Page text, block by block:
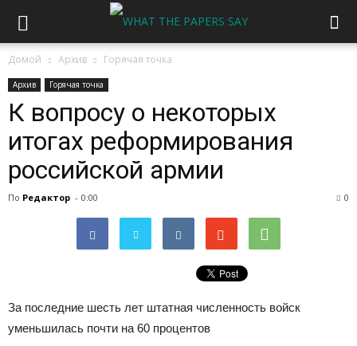
Домой Архив Горячая точка
Архив Горячая точка
К вопросу о некоторых
итогах реформирования
российской армии
По Редактор - 0:00 0
За последние шесть лет штатная численность войск
уменьшилась почти на 60 процентов